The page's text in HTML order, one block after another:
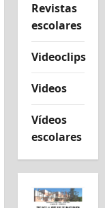
Revistas
escolares
Videoclips
Videos
Vídeos
escolares